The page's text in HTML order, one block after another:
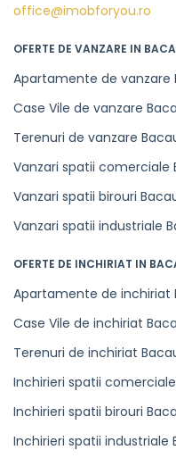
office@imobforyou.ro
OFERTE DE VANZARE IN
Apartamente de vanzare
Case Vile de vanzare
Terenuri de vanzare
Vanzari spatii comerciale
Vanzari spatii birouri
Vanzari spatii industriale
OFERTE DE INCHIRIAT IN
Apartamente de inchiriat
Case Vile de inchiriat
Terenuri de inchiriat
Inchirieri spatii
Inchirieri spatii birouri
Inchirieri spatii industriale